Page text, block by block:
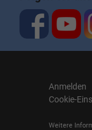
Anmelden
Cookie-
Weitere